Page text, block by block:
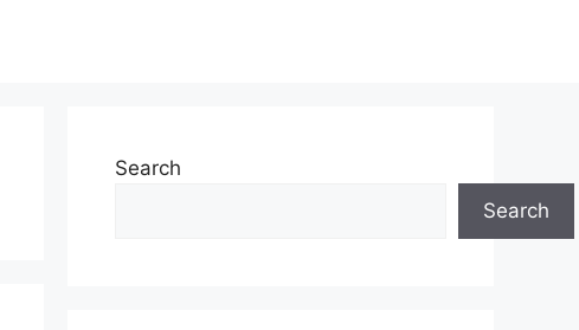
Search
Search